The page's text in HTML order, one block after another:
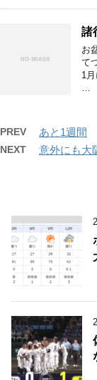
諸
お
て
1
…
PREV あと1週間
NEXT 意外にも大